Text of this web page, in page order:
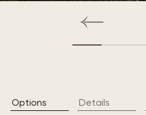
Options Details